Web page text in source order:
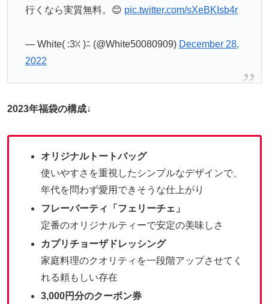
行くなら実質無料。😊 pic.twitter.com/sXeBKIsb4r
— White( :3ꇤ )ﾆ (@White50080909) December 28,
2022
2023年福袋の構成↓
オリジナルトートバッグ
使いやすさを重視したシンプルなデザインで、
年代を問わず愛用できそうな仕上がり
フレーバーティ「フェリーチェ」
定番のオリジナルティーで安定の美味しさ
カプリチョーザドレッシング
家庭料理のクオリティを一段階アップさせてく
れる頼もしい存在
3,000円分のクーポン券